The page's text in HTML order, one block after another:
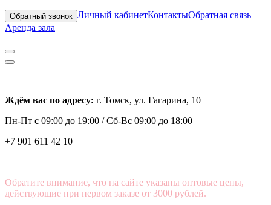
Обратный звонок Личный кабинетКонтактыОбратная связь
Аренда зала
Ждём вас по адресу: г. Томск, ул. Гагарина, 10
Пн-Пт с 09:00 до 19:00 /Сб-Вс 09:00 до 18:00
+7 901 611 42 10
Обратите внимание, что на сайте указаны оптовые цены,
действующие при первом заказе от 3000 рублей.